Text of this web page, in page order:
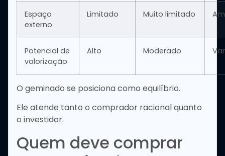
Espaço
externo
Limitado Muito limitado
Potencial de
valorização
Alto Moderado
O geminado se posiciona como equilíbrio.
Ele atende tanto o comprador racional quanto
o investidor.
Quem deve comprar